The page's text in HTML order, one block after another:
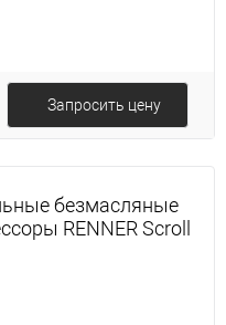
Запросить цену
безмасляные
RENNER Scroll